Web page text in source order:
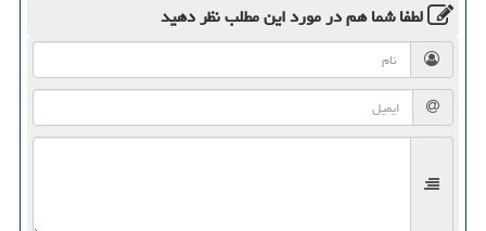
لطفا شما همدر مورد این مطلبنظر دهید